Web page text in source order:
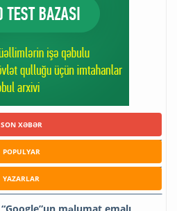
SON XƏBƏR
POPULYAR
YAZARLAR